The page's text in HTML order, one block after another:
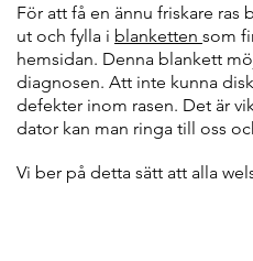
För att få en ännu friskare
ut och fylla i blanketten som
hemsidan. Denna blankett
diagnosen. Att inte kunna
defekter inom rasen. Det är
dator kan man ringa till oss
Vi ber på detta sätt att alla